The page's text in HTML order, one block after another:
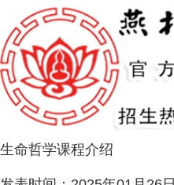
生命哲学课程介绍